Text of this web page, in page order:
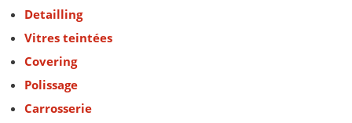
Detailling
Vitres teintées
Covering
Polissage
Carrosserie